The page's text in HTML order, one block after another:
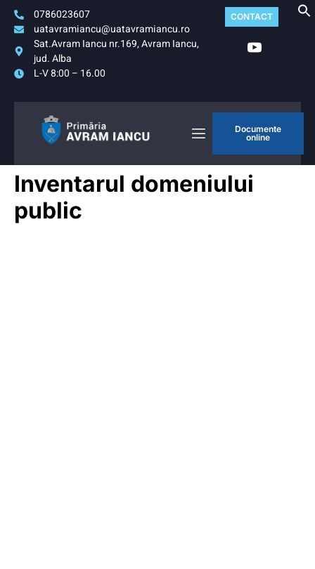
0786023607
uatavramiancu@uatavramiancu.ro
Sat.Avram Iancu nr.169, Avram Iancu,
jud. Alba
L-V 8:00 – 16.00
CONTACT
Documente
online
Inventarul domeniului
public